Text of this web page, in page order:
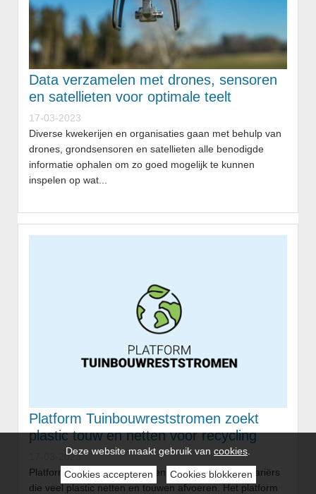
Data verzamelen met drones, sensoren
en satellieten voor optimale teelt
17-03-2023
Diverse kwekerijen en organisaties gaan met behulp van
drones, grondsensoren en satellieten alle benodigde
informatie ophalen om zo goed mogelijk te kunnen
inspelen op wat...
Platform Tuinbouwreststromen zoekt
plastic touw en netten voor recycling
17-03-2023
Platform Tuinbouwreststromen is op zoek naar agrariërs
die veel plastic netten en touwen afvoeren. Het platform
Deze website maakt gebruik van cookies
Cookies accepteren Cookies blokkeren